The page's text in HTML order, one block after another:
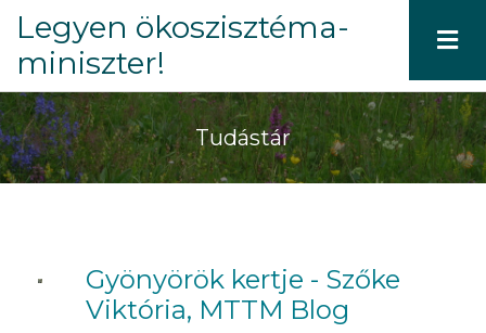
Ugrás
tartalomra
Legyen ökoszisztéma-
miniszter!
Tudástár
Gyönyörök kertje - Szőke
Viktória, MTTM Blog